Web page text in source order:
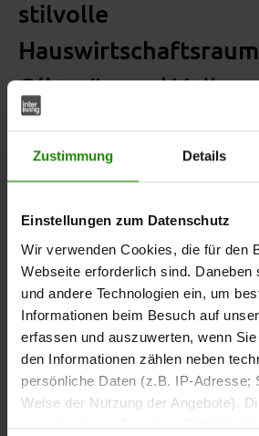
Zustimmung Details
Einstellungen zum Datenschutz
Wir verwenden Cookies, die für den
Webseite erforderlich sind. Daneben
und andere Technologien ein, um
Informationen beim Besuch auf
erfassen und auszuwerten, wenn
den Informationen zählen neben
persönliche Daten (z.B. IP-Adresse;
Weise der Nutzung der Angebote).
verschiedenen Zwecken: Statistik
stilvolle
Olivgrün und
Ordnung und
Natürliches
praktischem
Die Interliving Küche Serie 3074
Hauswirtschaftsraummehr sein kann
Mit ihren softmatten olivgrünen
Wärme und Natürlichkeit aus,
Vulkaneiche-Nachbildungan
Nischenverkleidung für wohnlichen
Dezente Metallgriffe runden das